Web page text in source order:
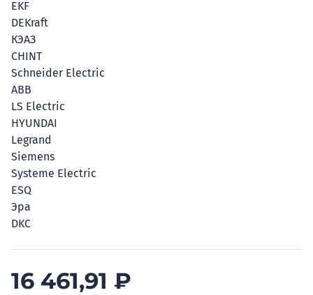
EKF
DEKraft
КЭАЗ
CHINT
Schneider Electric
ABB
LS Electric
HYUNDAI
Legrand
Siemens
Systeme Electric
ESQ
Эра
DKC
16 461,91 ₽